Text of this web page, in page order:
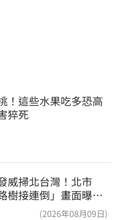
！這些水果吃多恐高
猝死
威掃北台灣！北市
路樹接連倒」畫面曝
躺路中央(2026年08月09日)